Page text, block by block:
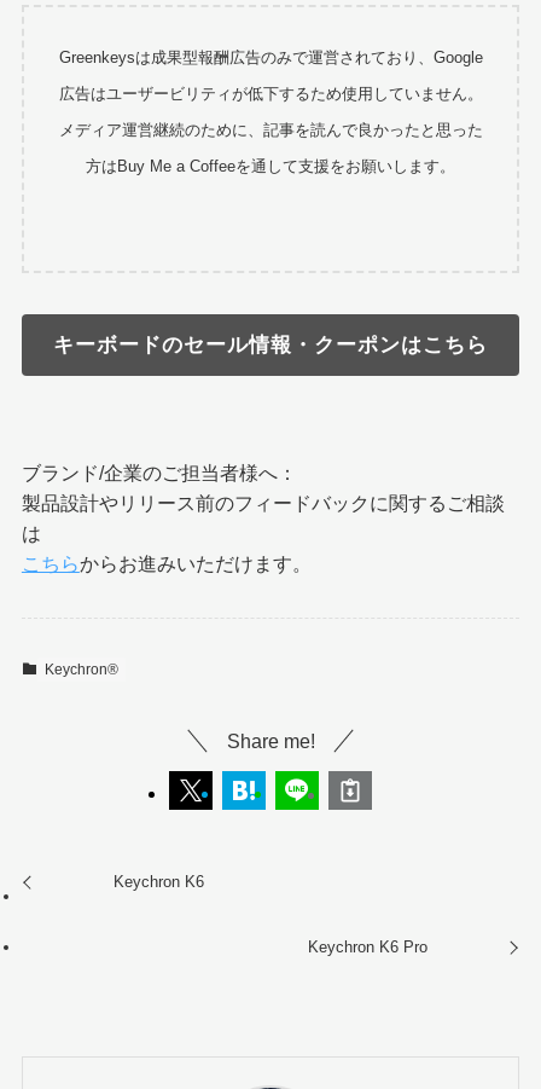
Greenkeysは成果型報酬広告のみで運営されており、Google
広告はユーザービリティが低下するため使用していません。
メディア運営継続のために、記事を読んで良かったと思った
方はBuy Me a Coffeeを通して支援をお願いします。
キーボードのセール情報・クーポンはこちら
ブランド/企業のご担当者様へ：
製品設計やリリース前のフィードバックに関するご相談
は
こちらからお進みいただけます。
Keychron®︎
Share me!
Keychron K6
Keychron K6 Pro